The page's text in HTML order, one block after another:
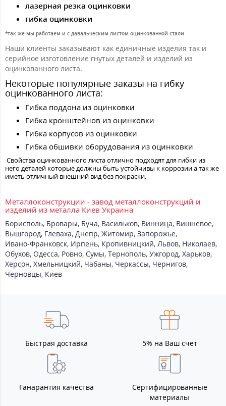
лазерная резка оцинковки
гибка оцинковки
*так же мы работаем и с давальческим листом оцинкованной стали
Наши клиенты заказывают как единичные изделия так и
серийное изготовление гнутых деталей и изделий из
оцинкованного листа.
Некоторые популярные заказы на гибку
оцинкованного листа:
Гибка поддона из оцинковки
Гибка кронштейнов из оцинковки
Гибка корпусов из оцинковки
Гибка обшивки оборудования из оцинковки
Свойства оцинкованного листа отлично подходят для гибки из
него деталей которые должны быть устойчивы к коррозии а так же
иметь отличный внешний вид без покраски.
Металлоконструкции - завод металлоконструкций и
изделий из металла Киев Украина
Борисполь, Бровары, Буча, Васильков, Винница, Вишневое,
Вышгород, Глеваха, Днепр, Житомир, Запорожье,
Ивано-Франковск, Ирпень, Кропивницкий, Львов, Николаев,
Обухов, Одесса, Ровно, Сумы, Тернополь, Ужгород, Харьков,
Херсон, Хмельницкий, Чабаны, Черкассы, Чернигов,
Черновцы, Киев
Быстрая доставка 5% на Ваш счет
Ганарантия качества
Сертифицированные
материалы